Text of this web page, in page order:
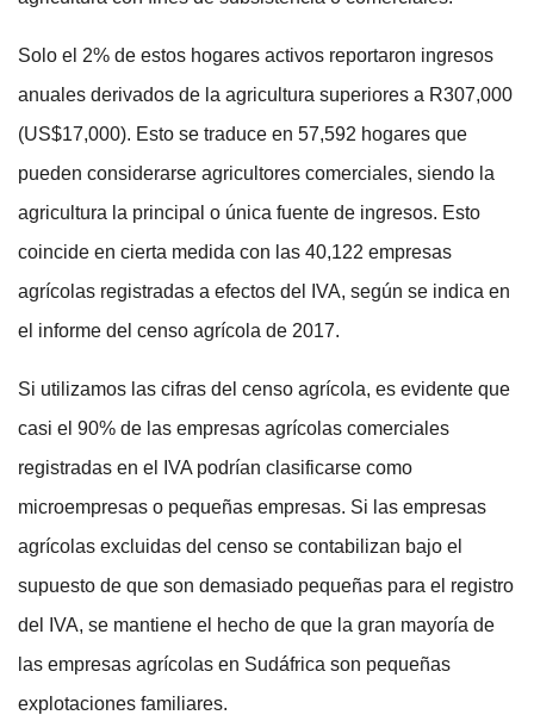
Solo el 2% de estos hogares activos reportaron ingresos
anuales derivados de la agricultura superiores a R307,000
(US$17,000). Esto se traduce en 57,592 hogares que
pueden considerarse agricultores comerciales, siendo la
agricultura la principal o única fuente de ingresos. Esto
coincide en cierta medida con las 40,122 empresas
agrícolas registradas a efectos del IVA, según se indica en
el informe del censo agrícola de 2017.
Si utilizamos las cifras del censo agrícola, es evidente que
casi el 90% de las empresas agrícolas comerciales
registradas en el IVA podrían clasificarse como
microempresas o pequeñas empresas. Si las empresas
agrícolas excluidas del censo se contabilizan bajo el
supuesto de que son demasiado pequeñas para el registro
del IVA, se mantiene el hecho de que la gran mayoría de
las empresas agrícolas en Sudáfrica son pequeñas
explotaciones familiares.